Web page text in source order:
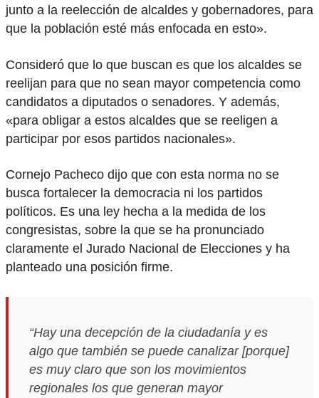
junto a la reelección de alcaldes y gobernadores, para
que la población esté más enfocada en esto».
Consideró que lo que buscan es que los alcaldes se
reelijan para que no sean mayor competencia como
candidatos a diputados o senadores. Y además,
«para obligar a estos alcaldes que se reeligen a
participar por esos partidos nacionales».
Cornejo Pacheco dijo que con esta norma no se
busca fortalecer la democracia ni los partidos
políticos. Es una ley hecha a la medida de los
congresistas, sobre la que se ha pronunciado
claramente el Jurado Nacional de Elecciones y ha
planteado una posición firme.
“Hay una decepción de la ciudadanía y es
algo que también se puede canalizar [porque]
es muy claro que son los movimientos
regionales los que generan mayor